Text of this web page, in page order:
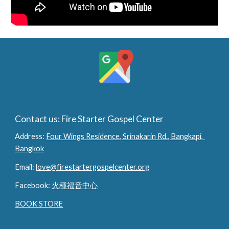
Contact us: Fire Starter Gospel Center
Address: Four Wings Residence, Srinakarin Rd., Bangkapi,
Bangkok
Email: love@firestartergospelcenter.org
Facebook: 火種福音中心
BOOK STORE